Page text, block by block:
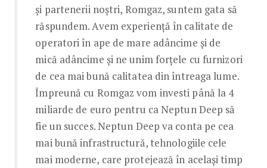
şi partenerii noştri, Romgaz, suntem gata să
răspundem. Avem experienţă în calitate de
operatori în ape de mare adâncime şi de
mică adâncime şi ne unim forţele cu furnizori
de cea mai bună calitatea din întreaga lume.
Împreună cu Romgaz vom investi până la 4
miliarde de euro pentru ca Neptun Deep să
fie un succes. Neptun Deep va conta pe cea
mai bună infrastructură, tehnologiile cele
mai moderne, care protejează în acelaşi timp